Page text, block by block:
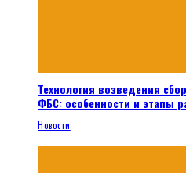
Технология возведения
ФБС: особенности и этапы
Новости